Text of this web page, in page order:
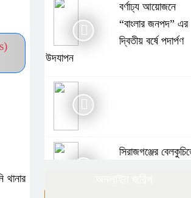
থানার
বর্ণাঢ্য আয়োজনে
“বাংলার জনপদ” এর
দ্বিতীয় বর্ষে পদার্পণ
উদযাপন
সিরাজগঞ্জের